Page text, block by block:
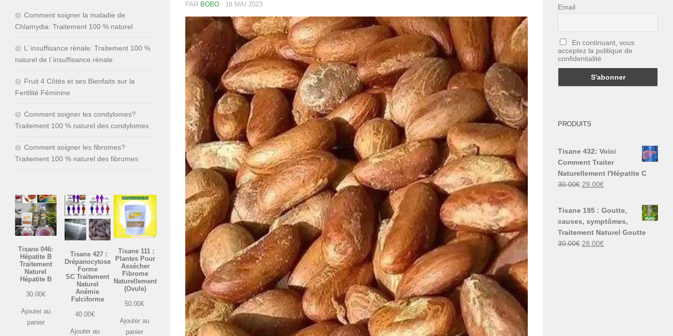
PAR BOBO · 18 MAI 2023
Comment soigner la maladie de
Chlamydia: Traitement 100 % naturel
L´insuffisance rénale: Traitement 100 %
naturel de l´insuffisance rénale
Fruit 4 Côtés et ses Bienfaits sur la
Fertilité Féminine
Comment soigner les condylomes?
Traitement 100 % naturel des condylomes
Comment soigner les fibromes?
Traitement 100 % naturel des fibromes
Tisane 046:
Hépatite B
Traitement
Naturel
Hépatite B
30.00€
Ajouter au
panier
Tisane 427 :
Drépanocytose
Forme
SC Traitement
Naturel
Anémie
Falciforme
40.00€
Ajouter au
Tisane 111 :
Plantes Pour
Assécher
Fibrome
Naturellement
(Ovule)
50.00€
Ajouter au
panier
Email
En continuant, vous
acceptez la politique de
confidentialité
PRODUITS
Tisane 432: Voici
Comment Traiter
Naturellement l'Hépatite C
30.00€ Le
30.00€.
29.00€Le
est :
Tisane 195 : Goutte,
causes, symptômes,
Traitement Naturel Goutte
30.00€ Le
28.00€Le